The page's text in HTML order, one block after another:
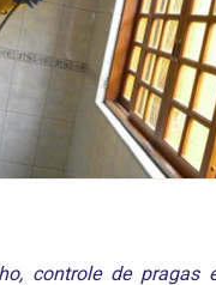
, controle de pragas